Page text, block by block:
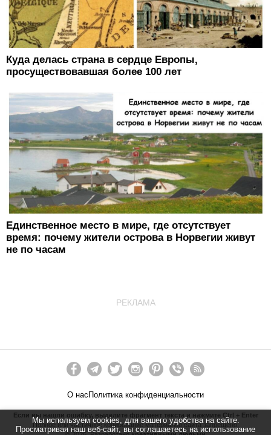
Мы используем cookies, для вашего удобства на сайте.
Просматривая наш веб-сайт, вы соглашаетесь на использование
Куда делась страна в сердце Европы,
просуществовавшая более 100 лет
Единственное место в мире, где отсутствует
время: почему жители острова в Норвегии живут
не по часам
РЕКЛАМА
О нас Политика конфиденциальности
Если вы нашли ошибку, выделите фрагмент текста и нажмите Ctrl + Enter
Полное или частичное копирование материалов сайта запрещено.